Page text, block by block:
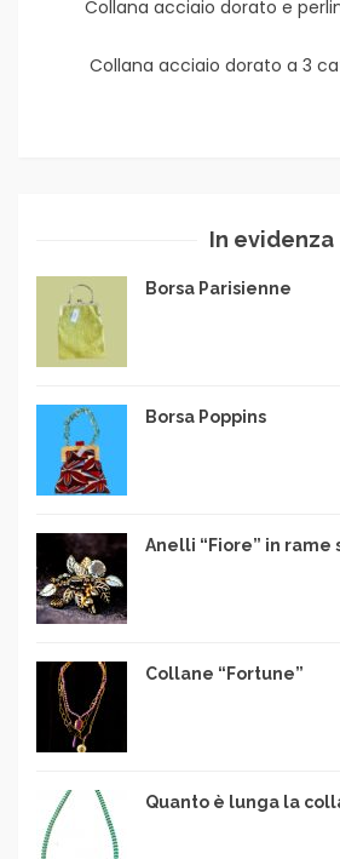
Collana acciaio dorato e
Collana acciaio dorato a 3
In evidenza
Borsa Parisienne
Borsa Poppins
Anelli “Fiore” in rame
Collane “Fortune”
Quanto è lunga la